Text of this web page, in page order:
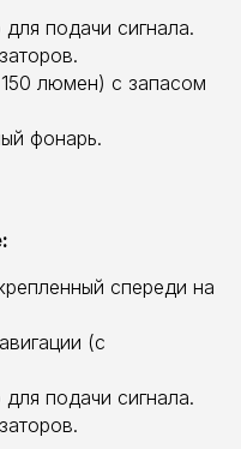
подачи сигнала.
люмен) с запасом
фонарь.
спереди на
(с
подачи сигнала.